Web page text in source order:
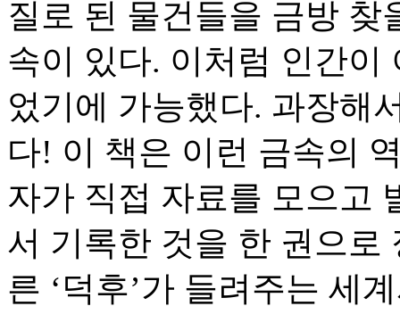
질로 된 물건들을 금방 찾
속이 있다. 이처럼 인간이
었기에 가능했다. 과장해
다! 이 책은 이런 금속의
자가 직접 자료를 모으고
서 기록한 것을 한 권으로
른 ‘덕후’가 들려주는 세